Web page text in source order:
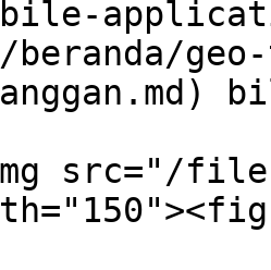
beranda/
src="/files/